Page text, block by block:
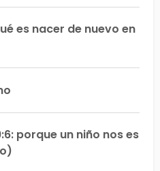
es nacer de nuevo en
porque un niño nos es